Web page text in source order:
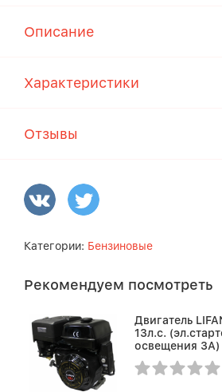
Описание
Характеристики
Отзывы
Категории: Бензиновые
Рекомендуем посмотреть
Двигатель
13л.с.
освещения 3А)